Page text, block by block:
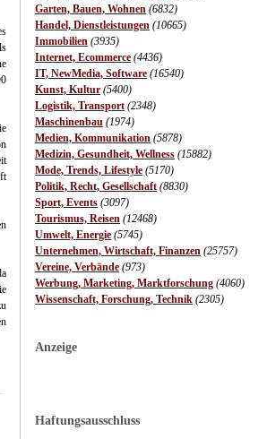
Garten, Bauen, Wohnen (6832)
Handel, Dienstleistungen (10665)
Immobilien (3935)
Internet, Ecommerce (4436)
IT, NewMedia, Software (16540)
Kunst, Kultur (5400)
Logistik, Transport (2348)
Maschinenbau (1974)
Medien, Kommunikation (5878)
Medizin, Gesundheit, Wellness (15882)
Mode, Trends, Lifestyle (5170)
Politik, Recht, Gesellschaft (8830)
Sport, Events (3097)
Tourismus, Reisen (12468)
Umwelt, Energie (5745)
Unternehmen, Wirtschaft, Finanzen (25757)
Vereine, Verbände (973)
Werbung, Marketing, Marktforschung (4060)
Wissenschaft, Forschung, Technik (2305)
Anzeige
Haftungsausschluss